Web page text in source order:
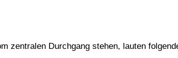
zentralen Durchgang stehen, lauten